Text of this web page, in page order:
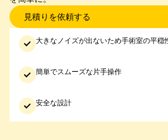
見積りを依頼する
大きなノイズが出ないため手術室の平穏
簡単でスムーズな片手操作
安全な設計